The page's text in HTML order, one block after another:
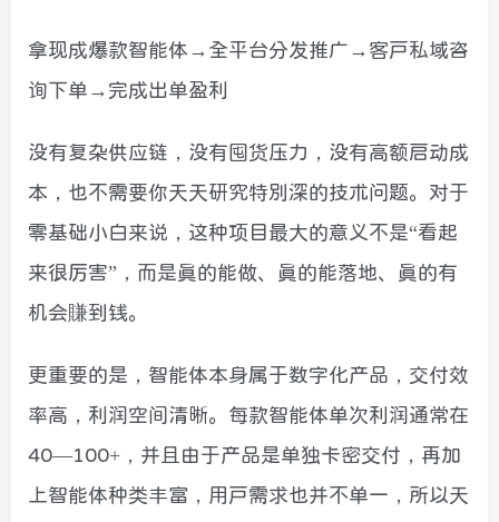
拿现成爆款智能体→全平台分发推广→客户私域咨
询下单→完成出单盈利
没有复杂供应链，没有囤货压力，没有高额启动成
本，也不需要你天天研究特别深的技术问题。对于
零基础小白来说，这种项目最大的意义不是“看起
来很厉害”，而是真的能做、真的能落地、真的有
机会賺到钱。
更重要的是，智能体本身属于数字化产品，交付效
率高，利润空间清晰。每款智能体单次利润通常在
40—100+，并且由于产品是单独卡密交付，再加
上智能体种类丰富，用户需求也并不单一，所以天